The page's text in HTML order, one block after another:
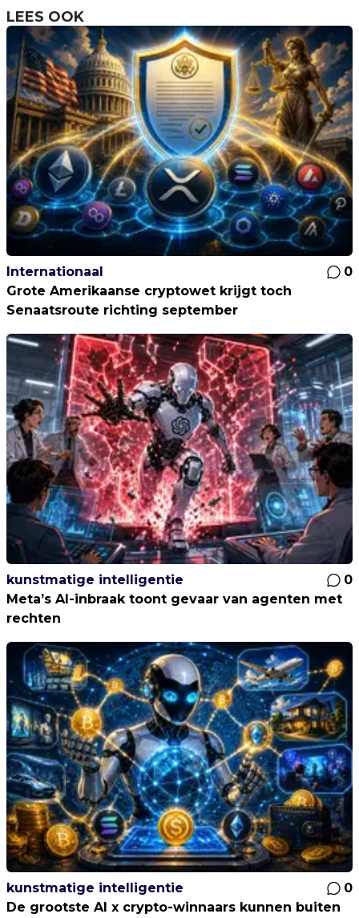
LEES OOK
Internationaal
0
Grote Amerikaanse cryptowet krijgt toch
Senaatsroute richting september
kunstmatige intelligentie
0
Meta’s AI-inbraak toont gevaar van agenten met
rechten
kunstmatige intelligentie
0
De grootste AI x crypto-winnaars kunnen buiten